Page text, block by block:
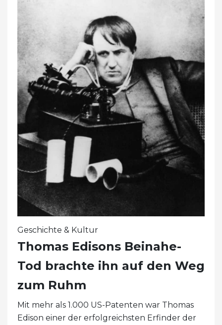
Geschichte & Kultur
Thomas Edisons Beinahe-
Tod brachte ihn auf den Weg
zum Ruhm
Mit mehr als 1.000 US-Patenten war Thomas
Edison einer der erfolgreichsten Erfinder der